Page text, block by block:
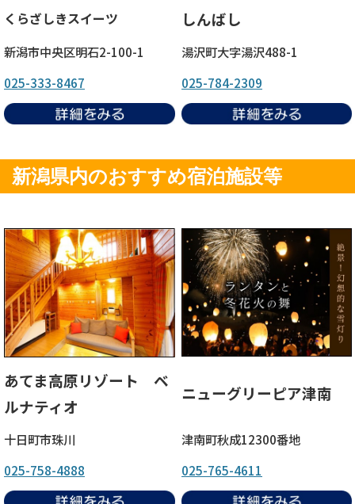
くらざしきスイーツ しんばし
新潟市中央区明石2-100-1
湯沢町大字湯沢488-1
025-333-8467
025-784-2309
新潟県内のおすすめ宿泊施設等
あてま高原リゾート ベ
ルナティオ
ニューグリーピア津南
十日町市珠川
津南町秋成12300番地
025-758-4888
025-765-4611